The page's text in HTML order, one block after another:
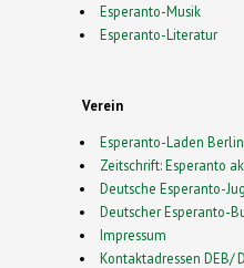
Esperanto-Musik
Esperanto-Literatur
Verein
Esperanto-Laden Berlin
Zeitschrift: Esperanto
Deutsche Esperanto-
Deutscher Esperanto-
Impressum
Kontaktadressen DEB/